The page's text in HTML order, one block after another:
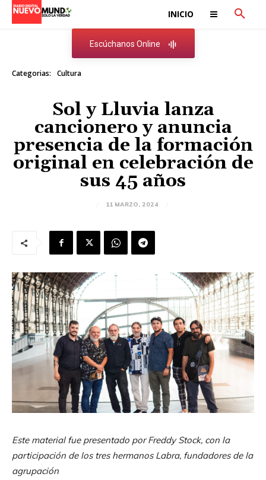
INICIO
Escúchanos Online
Categorias: Cultura
Sol y Lluvia lanza
cancionero y anuncia
presencia de la formación
original en celebración de
sus 45 años
11 MARZO, 2024
Este material fue presentado por Freddy Stock, con la
participación de los tres hermanos Labra, fundadores de la
agrupación